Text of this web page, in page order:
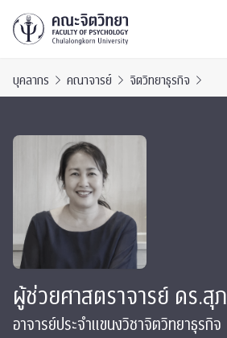
บุคลากร คณาจารย์ จิตวิทยาธุรกิจ
ผู้ช่วยศาสตราจารย์ ดร.สุ
อาจารย์ประจำแขนงวิชาจิตวิทยาธุรกิจ